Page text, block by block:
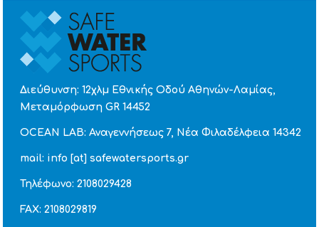
Διεύθυνση: 12χλμ Εθνικής Οδού Αθηνών-Λαμίας,
Μεταμόρφωση GR 14452
OCEAN LAB: Αναγεννήσεως 7, Νέα Φιλαδέλφεια 14342
mail: info [at] safewatersports.gr
Τηλέφωνο: 2108029428
FAX: 2108029819